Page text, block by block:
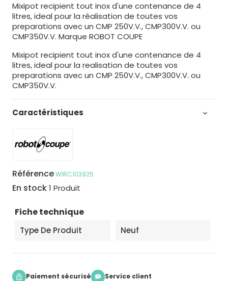
Mixipot recipient tout inox d'une contenance de 4
litres, ideal pour la réalisation de toutes vos
preparations avec un CMP 250V.V., CMP300V.V. ou
CMP350V.V. Marque ROBOT COUPE
Mixipot recipient tout inox d'une contenance de 4
litres, ideal pour la realisation de toutes vos
preparations avec un CMP 250V.V., CMP300V.V. ou
CMP350V.V.
Caractéristiques 
RéférenceWIRC103925
En stock1 Produit
Fiche technique
Type De Produit Neuf
Paiement sécurisé Service client